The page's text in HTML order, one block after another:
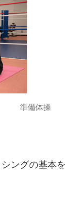
準備体操
ングの基本